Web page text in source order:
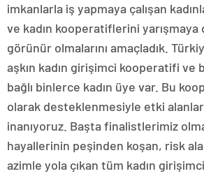
imkanlarla iş yapmaya çalışan
ve kadın kooperatiflerini yarışmaya
görünür olmalarını amaçladık.
aşkın kadın girişimci kooperatifi
bağlı binlerce kadın üye var. Bu
olarak desteklenmesiyle etki
inanıyoruz. Başta finalistlerimiz
hayallerinin peşinden koşan, risk
azimle yola çıkan tüm kadın